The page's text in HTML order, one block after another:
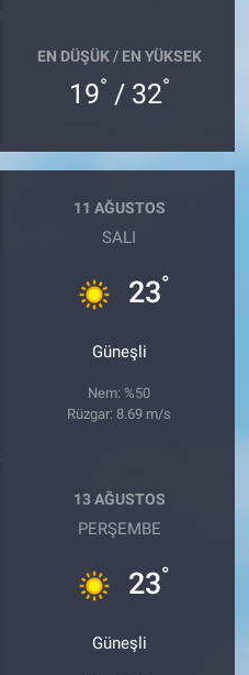
EN DÜŞÜK / EN YÜKSEK
19° / 32°
11 AĞUSTOS
SALI
23°
Güneşli
Nem: %50
Rüzgar: 8.69 m/s
13 AĞUSTOS
PERŞEMBE
23°
Güneşli